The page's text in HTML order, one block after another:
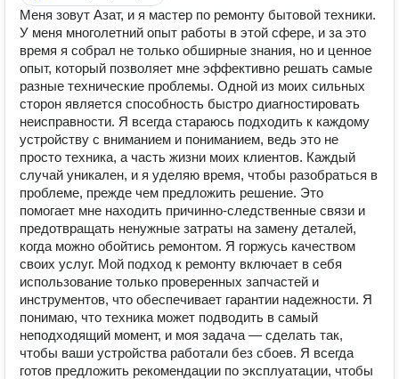
Меня зовут Азат, и я мастер по ремонту бытовой техники.
У меня многолетний опыт работы в этой сфере, и за это
время я собрал не только обширные знания, но и ценное
опыт, который позволяет мне эффективно решать самые
разные технические проблемы. Одной из моих сильных
сторон является способность быстро диагностировать
неисправности. Я всегда стараюсь подходить к каждому
устройству с вниманием и пониманием, ведь это не
просто техника, а часть жизни моих клиентов. Каждый
случай уникален, и я уделяю время, чтобы разобраться в
проблеме, прежде чем предложить решение. Это
помогает мне находить причинно-следственные связи и
предотвращать ненужные затраты на замену деталей,
когда можно обойтись ремонтом. Я горжусь качеством
своих услуг. Мой подход к ремонту включает в себя
использование только проверенных запчастей и
инструментов, что обеспечивает гарантии надежности. Я
понимаю, что техника может подводить в самый
неподходящий момент, и моя задача — сделать так,
чтобы ваши устройства работали без сбоев. Я всегда
готов предложить рекомендации по эксплуатации, чтобы